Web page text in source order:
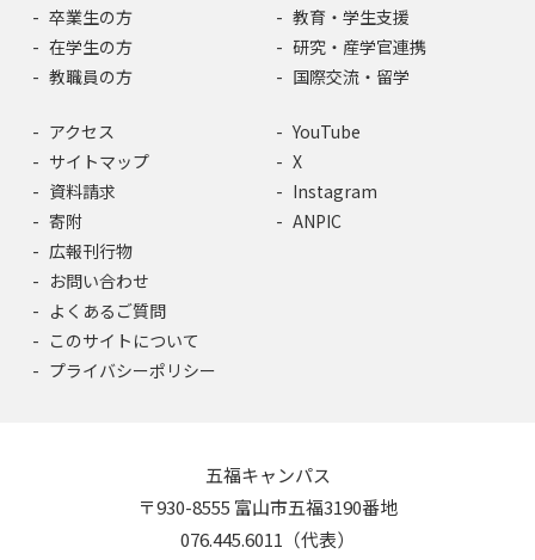
卒業生の方
在学生の方
教職員の方
教育・学生支援
研究・産学官連携
国際交流・留学
アクセス
サイトマップ
資料請求
寄附
広報刊行物
お問い合わせ
よくあるご質問
このサイトについて
プライバシーポリシー
YouTube
X
Instagram
ANPIC
五福キャンパス
〒930-8555 富山市五福3190番地
076.445.6011（代表）